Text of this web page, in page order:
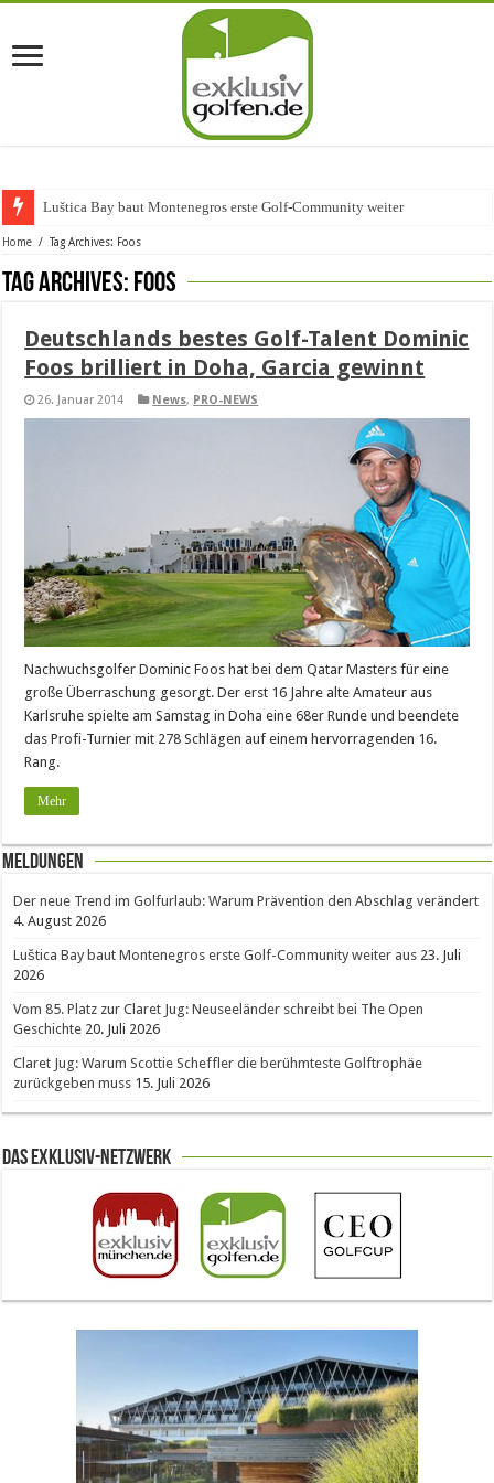
Luštica Bay baut Montenegros erste Golf-Community weiter aus
Home / Tag Archives: Foos
Tag Archives: Foos
Deutschlands bestes Golf-Talent Dominic
Foos brilliert in Doha, Garcia gewinnt
26. Januar 2014 News, PRO-NEWS
Nachwuchsgolfer Dominic Foos hat bei dem Qatar Masters für eine
große Überraschung gesorgt. Der erst 16 Jahre alte Amateur aus
Karlsruhe spielte am Samstag in Doha eine 68er Runde und beendete
das Profi-Turnier mit 278 Schlägen auf einem hervorragenden 16.
Rang.
Mehr
Meldungen
Der neue Trend im Golfurlaub: Warum Prävention den Abschlag verändert
4. August 2026
Luštica Bay baut Montenegros erste Golf-Community weiter aus 23. Juli
2026
Vom 85. Platz zur Claret Jug: Neuseeländer schreibt bei The Open
Geschichte 20. Juli 2026
Claret Jug: Warum Scottie Scheffler die berühmteste Golftrophäe
zurückgeben muss 15. Juli 2026
Das Exklusiv-Netzwerk